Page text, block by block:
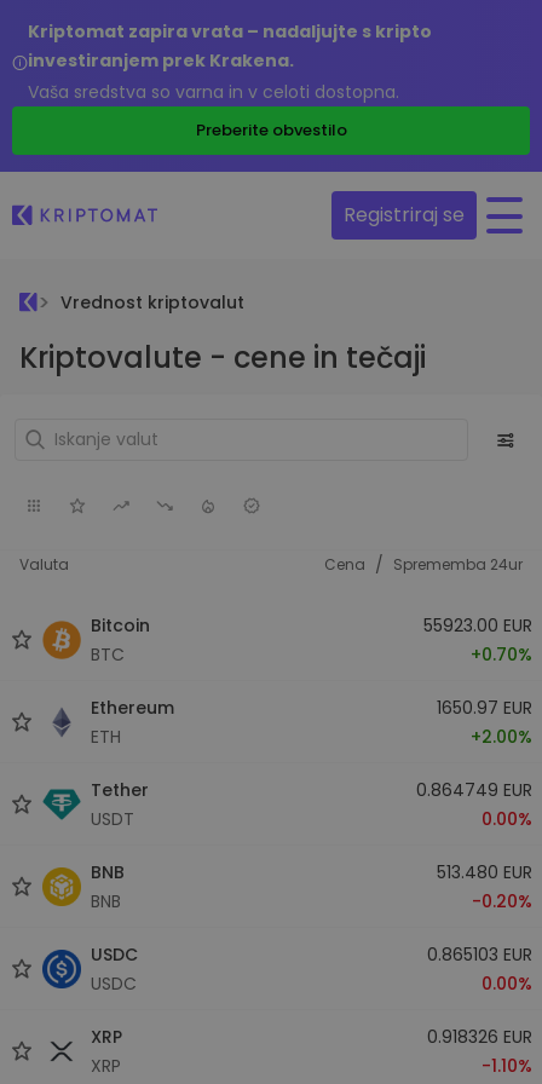
Kriptomat zapira vrata – nadaljujte s kripto
investiranjem prek Krakena.
Vaša sredstva so varna in v celoti dostopna.
Preberite obvestilo
Registriraj se
Vrednost kriptovalut
Kriptovalute - cene in tečaji
Valuta Cena / Sprememba 24ur
Bitcoin
BTC
55923.00 EUR
+0.70%
Ethereum
ETH
1650.97 EUR
+2.00%
Tether
USDT
0.864749 EUR
0.00%
BNB
BNB
513.480 EUR
-0.20%
USDC
USDC
0.865103 EUR
0.00%
XRP
XRP
0.918326 EUR
-1.10%